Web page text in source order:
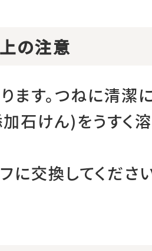
の注意
す。つねに清潔
けん)をうすく溶
に交換してください